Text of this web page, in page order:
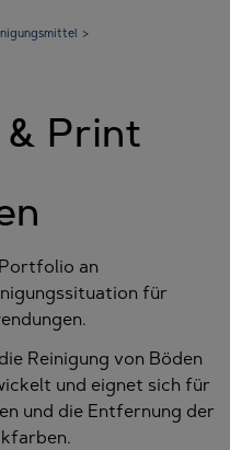
>
& Print
an
für
Reinigung von Böden
und eignet sich für
und die Entfernung der